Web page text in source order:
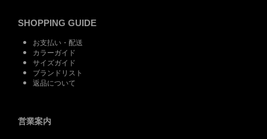
SHOPPING GUIDE
お支払い・配送
カラーガイド
サイズガイド
ブランドリスト
返品について
営業案内